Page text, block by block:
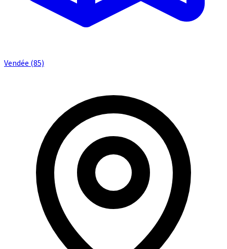
Vendée (85)